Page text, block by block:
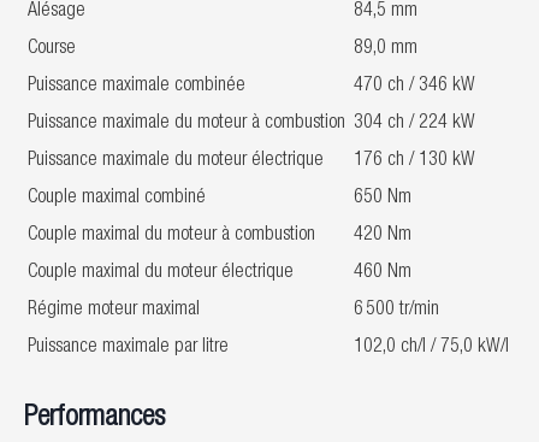
Alésage
84,5 mm
Course
89,0 mm
Puissance maximale combinée
470 ch / 346 kW
Puissance maximale du moteur à combustion 304 ch / 224 kW
Puissance maximale du moteur électrique
176 ch / 130 kW
Couple maximal combiné
650 Nm
Couple maximal du moteur à combustion
420 Nm
Couple maximal du moteur électrique
460 Nm
Régime moteur maximal
6 500 tr/min
Puissance maximale par litre
102,0 ch/l / 75,0 kW/l
Performances